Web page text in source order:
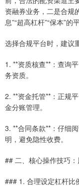
资融券业务，二是合规
息”“超高杠杆”“保本”的
选择合规平台时，建议
1. **资质核查**：查询
务资质。
2. **资金托管**：正规
金分账管理。
3. **合同条款**：仔细
明，避免隐性收费。
## 二、核心操作技巧
### 1. 合理设定杠杆比